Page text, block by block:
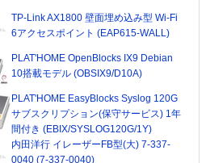
TP-Link AX1800 壁面埋め込み型 Wi-Fi
6アクセスポイント (EAP615-WALL)
PLAT'HOME OpenBlocks IX9 Debian
10搭載モデル (OBSIX9/D10A)
PLAT'HOME EasyBlocks Syslog 120G
サブスクリプション(保守サービス) 1年
間付き (EBIX/SYSLOG120G/1Y)
内田洋行 イレーザーFB型(大) 7-337-
0040 (7-337-0040)